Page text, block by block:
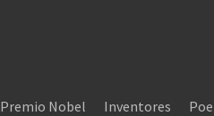
Premio Nobel Inventores